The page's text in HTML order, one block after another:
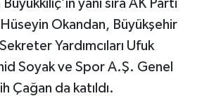
yanı sıra AK Parti
Hüseyin Okandan, Büyükşehir
Yardımcıları Ufuk
Soyak ve Spor A.Ş. Genel
Çağan da katıldı.